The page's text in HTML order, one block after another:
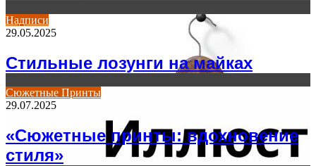
Надписи
29.05.2025
Стильные лозунги на майках
Сюжетные Принты
29.07.2025
«Сюжетные принты: вдохновение
стиля»